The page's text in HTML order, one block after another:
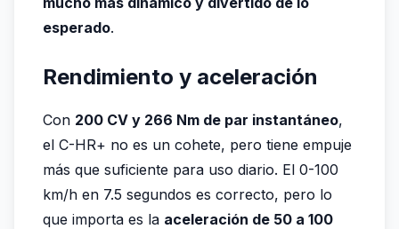
esperado.
Rendimiento y aceleración
Con 200 CV y 266 Nm de par instantáneo,
el C-HR+ no es un cohete, pero tiene empuje
más que suficiente para uso diario. El 0-100
km/h en 7.5 segundos es correcto, pero lo
que importa es la aceleración de 50 a 100